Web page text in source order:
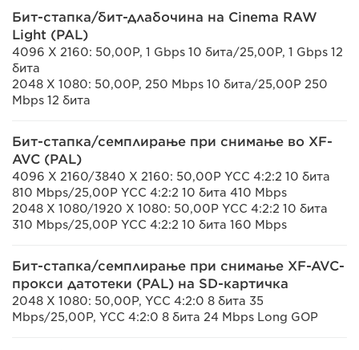
Бит-стапка/бит-длабочина на Cinema RAW
Light (PAL)
4096 X 2160: 50,00P, 1 Gbps 10 бита/25,00P, 1 Gbps 12
бита
2048 X 1080: 50,00P, 250 Mbps 10 бита/25,00P 250
Mbps 12 бита
Бит-стапка/семплирање при снимање во XF-
AVC (PAL)
4096 X 2160/3840 X 2160: 50,00P YCC 4:2:2 10 бита
810 Mbps/25,00P YCC 4:2:2 10 бита 410 Mbps
2048 X 1080/1920 X 1080: 50,00P YCC 4:2:2 10 бита
310 Mbps/25,00P YCC 4:2:2 10 бита 160 Mbps
Бит-стапка/семплирање при снимање XF-AVC-
прокси датотеки (PAL) на SD-картичка
2048 X 1080: 50,00P, YCC 4:2:0 8 бита 35
Mbps/25,00P, YCC 4:2:0 8 бита 24 Mbps Long GOP